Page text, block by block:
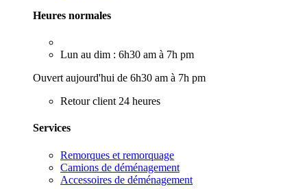
Heures normales
Lun au dim : 6h30 am à 7h pm
Ouvert aujourd'hui de 6h30 am à 7h pm
Retour client 24 heures
Services
Remorques et remorquage
Camions de déménagement
Accessoires de déménagement